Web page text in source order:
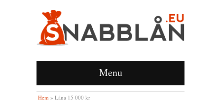
Menu
Hem » Låna 15 000 kr